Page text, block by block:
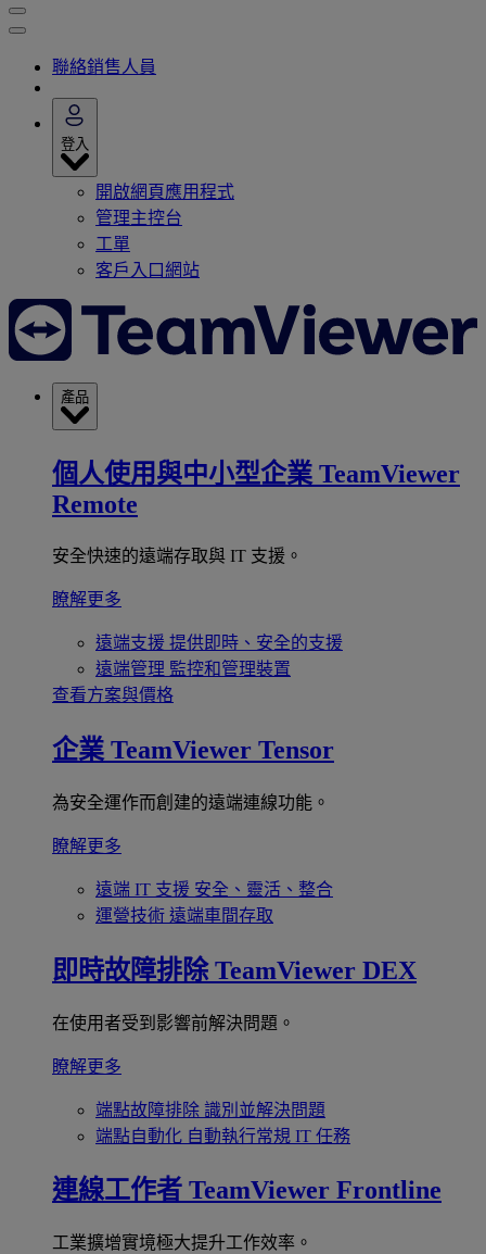
聯絡銷售人員
登入
開啟網頁應用程式
管理主控台
工單
客戶入口網站
產品
個人使用與中小型企業 TeamViewer
Remote
安全快速的遠端存取與 IT 支援。
瞭解更多
遠端支援 提供即時、安全的支援
遠端管理 監控和管理裝置
查看方案與價格
企業 TeamViewer Tensor
為安全運作而創建的遠端連線功能。
瞭解更多
遠端 IT 支援 安全、靈活、整合
運營技術 遠端車間存取
即時故障排除 TeamViewer DEX
在使用者受到影響前解決問題。
瞭解更多
端點故障排除 識別並解決問題
端點自動化 自動執行常規 IT 任務
連線工作者 TeamViewer Frontline
工業擴增實境極大提升工作效率。